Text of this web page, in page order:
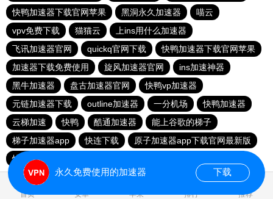
快鸭加速器下载官网苹果
黑洞永久加速器
喵云
vpv免费下载
猫猫云
上ins用什么加速器
飞讯加速器官网
quickq官网下载
快鸭加速器下载官网苹果
加速器下载免费使用
旋风加速器官网
ins加速神器
黑牛加速器
盘古加速器官网
快鸭vp加速器
元链加速器下载
outline加速器 一分机场
快鸭加速器
云梯加速
快鸭 酷通加速器
能上谷歌的梯子
梯子加速器app
快连下载
原子加速器app下载官网最新版
快鸭免费加速器永久免费
首页 安卓 苹果 排行 推荐
永久免费使用的加速器 下载
0.018393s